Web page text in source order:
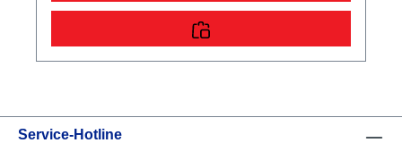
Service-Hotline